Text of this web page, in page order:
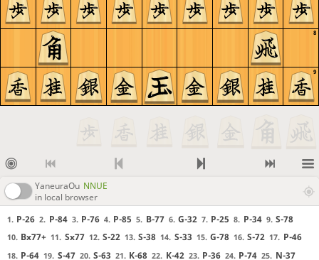
9
8
YaneuraOu NNUE
in local browser
1. P-26 2. P-84 3. P-76 4. P-85 5. B-77 6. G-32 7. P-25 8. P-34 9. S-78
10. Bx77+ 11. Sx77 12. S-22 13. S-38 14. S-33 15. G-78 16. S-72 17. P-46
18. P-64 19. S-47 20. S-63 21. K-68 22. K-42 23. P-36 24. P-74 25. N-37